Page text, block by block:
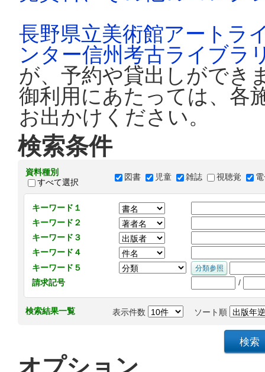
長野県立美術館アートラ
ンター信州考古ライブラ
が、予約や貸出しができ
御利用にあたっては、各
お出かけください。
検索条件
資料種別
すべて選択
図書 児童 雑誌 視聴覚
キーワード１
キーワード２
キーワード３
キーワード４
キーワード５
請求記号
/
検索結果一覧 表示件数 ソート順
オプション